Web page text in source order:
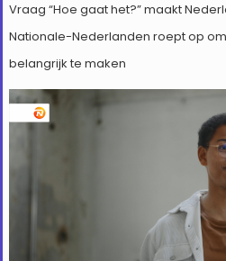
Vraag “Hoe gaat het?” maakt
Nationale-Nederlanden roept op
belangrijk te maken